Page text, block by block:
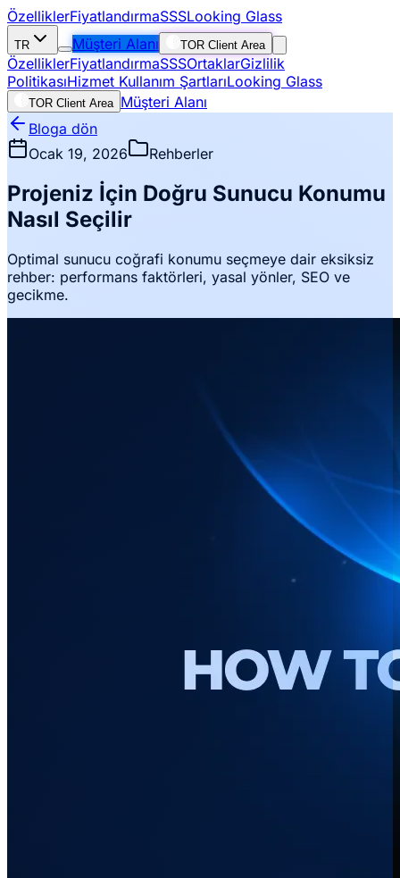
ÖzelliklerFiyatlandırmaSSSLooking Glass
TR Müşteri Alanı TOR Client Area
ÖzelliklerFiyatlandırmaSSSOrtaklarGizlilik
PolitikasıHizmet Kullanım ŞartlarıLooking Glass
TOR Client Area Müşteri Alanı
Bloga dön
Ocak 19, 2026
Rehberler
Projeniz İçin Doğru Sunucu Konumu
Nasıl Seçilir
Optimal sunucu coğrafi konumu seçmeye dair eksiksiz
rehber: performans faktörleri, yasal yönler, SEO ve
gecikme.